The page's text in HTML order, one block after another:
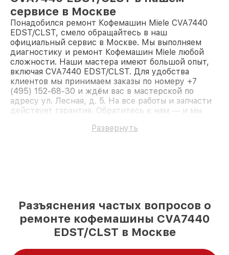
сервисе в Москве
Понадобился ремонт Кофемашин Miele CVA7440
EDST/CLST, смело обращайтесь в наш
официальный сервис в Москве. Мы выполняем
диагностику и ремонт Кофемашин Miele любой
сложности. Наши мастера имеют большой опыт,
включая CVA7440 EDST/CLST. Для удобства
клиентов мы принимаем заказы по номеру +7
(495) 152-68-30 и ждём вас в мастерской по
адресу ул. Лесная, д. 5. На все работы и запчасти
действует гарантия. Обратитесь к нам — и мы
Развернуть
Разъяснения частых вопросов о
ремонте кофемашины CVA7440
EDST/CLST в Москве